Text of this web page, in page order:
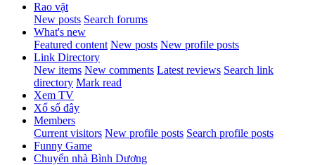
Rao vặt
New posts Search forums
What's new
Featured content New posts New profile posts
Link Directory
New items New comments Latest reviews Search link
directory Mark read
Xem TV
Xổ số đây
Members
Current visitors New profile posts Search profile posts
Funny Game
Chuyển nhà Bình Dương